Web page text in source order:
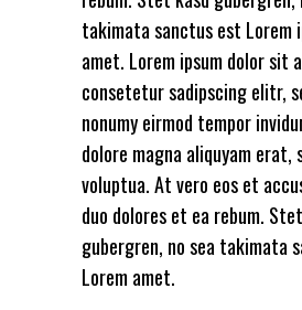
takimata sanctus est Lorem
amet. Lorem ipsum dolor sit
consetetur sadipscing elitr,
nonumy eirmod tempor
dolore magna aliquyam erat,
voluptua. At vero eos et
duo dolores et ea rebum.
gubergren, no sea takimata
Lorem amet.